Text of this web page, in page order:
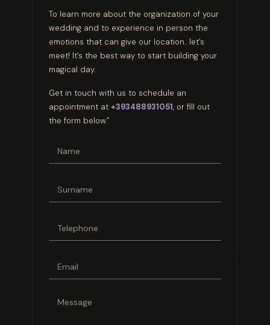
To learn more about the organization of your
wedding and to experience in person the
emotions that can give our location.. let’s
meet! It’s the best way to start building your
magical day.
Get in touch with us to schedule an
appointment at +393488931051, or fill out
the form below.”